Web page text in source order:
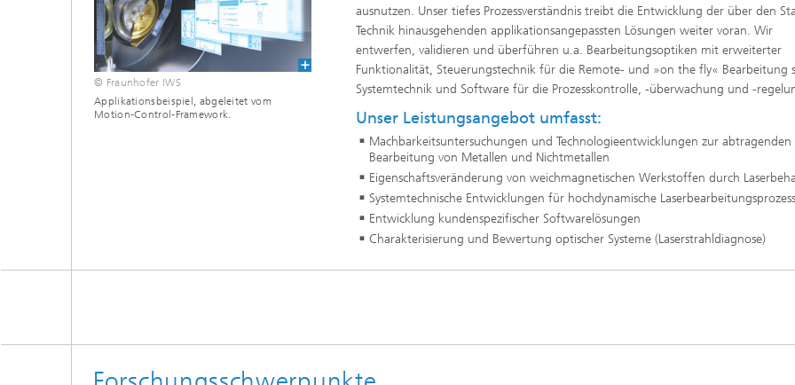
Schichtcharakterisierung
PVD-Schichten
Wärmebehandlung und
Beschichten
Mikro- und Biosystemtechnik
Optische Inspektionstechnik
© Fraunhofer IWS
Applikationsbeispiel, abgeleitet vom
Motion-Control-Framework.
ausnutzen. Unser tiefes Prozessverständnis treibt die Entwicklung der über den
Technik hinausgehenden applikationsangepassten Lösungen weiter voran. Wir
entwerfen, validieren und überführen u.a. Bearbeitungsoptiken mit erweiterter
Funktionalität, Steuerungstechnik für die Remote- und »on the fly« Bearbeitung
Systemtechnik und Software für die Prozesskontrolle, -überwachung und -
Unser Leistungsangebot umfasst:
Machbarkeitsuntersuchungen und Technologieentwicklungen zur abtragenden
Bearbeitung von Metallen und Nichtmetallen
Eigenschaftsveränderung von weichmagnetischen Werkstoffen durch
Systemtechnische Entwicklungen für hochdynamische
Entwicklung kundenspezifischer Softwarelösungen
Charakterisierung und Bewertung optischer Systeme (Laserstrahldiagnose)